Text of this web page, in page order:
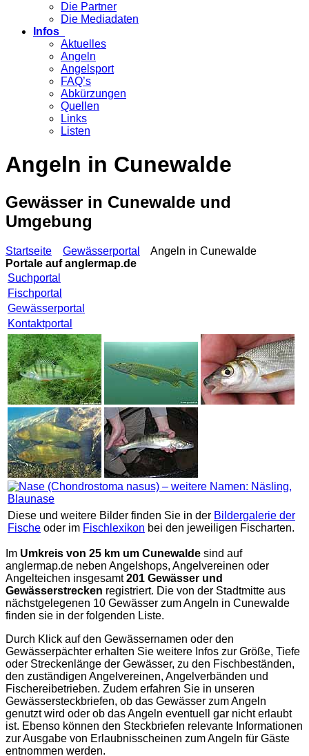
Die Partner
Die Mediadaten
Infos
Aktuelles
Angeln
Angelsport
FAQ’s
Abkürzungen
Quellen
Links
Listen
Angeln in Cunewalde
Gewässer in Cunewalde und
Umgebung
Startseite Gewässerportal
Angeln in Cunewalde
Portale aufanglermap.de
Suchportal
Fischportal
Gewässerportal
Kontaktportal
Diese und weitere Bilder finden Sie in der Bildergalerie der
Fische oder im Fischlexikon bei den jeweiligen Fischarten.
Im Umkreis von 25 km um Cunewalde sind auf
anglermap.de neben Angelshops, Angelvereinen oder
Angelteichen insgesamt201 Gewässer und
Gewässerstrecken registriert. Die von der Stadtmitte aus
nächstgelegenen 10 Gewässer zum Angeln in Cunewalde
finden sie in der folgenden Liste.
Durch Klick auf den Gewässernamen oder den
Gewässerpächter erhalten Sie weitere Infos zur Größe, Tiefe
oder Streckenlänge der Gewässer, zu den Fischbeständen,
den zuständigen Angelvereinen, Angelverbänden und
Fischereibetrieben. Zudem erfahren Sie in unseren
Gewässersteckbriefen, ob das Gewässer zum Angeln
genutzt wird oder ob das Angeln eventuell gar nicht erlaubt
ist. Ebenso können den Steckbriefen relevante Informationen
zur Ausgabe von Erlaubnisscheinen zum Angeln für Gäste
entnommen werden.